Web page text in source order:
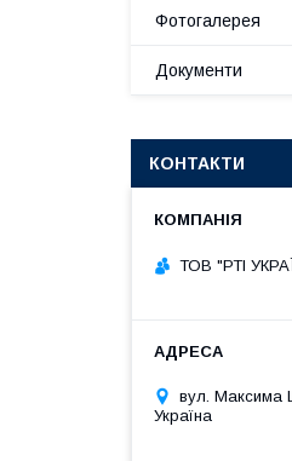
Фотогалерея
Документи
КОНТАКТИ
ТОВ "РТІ
вул. Максима
Україна